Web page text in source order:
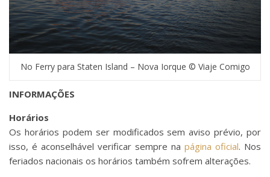
No Ferry para Staten Island – Nova Iorque © Viaje Comigo
INFORMAÇÕES
Horários
Os horários podem ser modificados sem aviso prévio, por
isso, é aconselhável verificar sempre na página oficial. Nos
feriados nacionais os horários também sofrem alterações.